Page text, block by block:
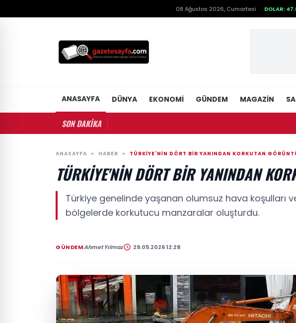
08 Ağustos 2026, Cumartesi DOLAR:
ANASAYFA DÜNYA EKONOMI GÜNDEM MAGAZIN
SON DAKİKA
ANASAYFA » HABER » TÜRKIYE'NIN DÖRT BIR YANINDAN KORKUTAN
TÜRKIYE'NIN DÖRT BIR YANINDAN
Türkiye genelinde yaşanan olumsuz hava koşulları
bölgelerde korkutucu manzaralar oluşturdu.
GÜNDEMAhmet Yılmaz 29.05.2026 12:28